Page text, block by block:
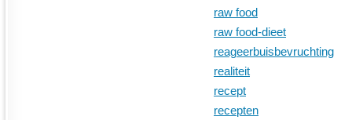
raw food
raw food-dieet
reageerbuisbevruchting
realiteit
recept
recepten